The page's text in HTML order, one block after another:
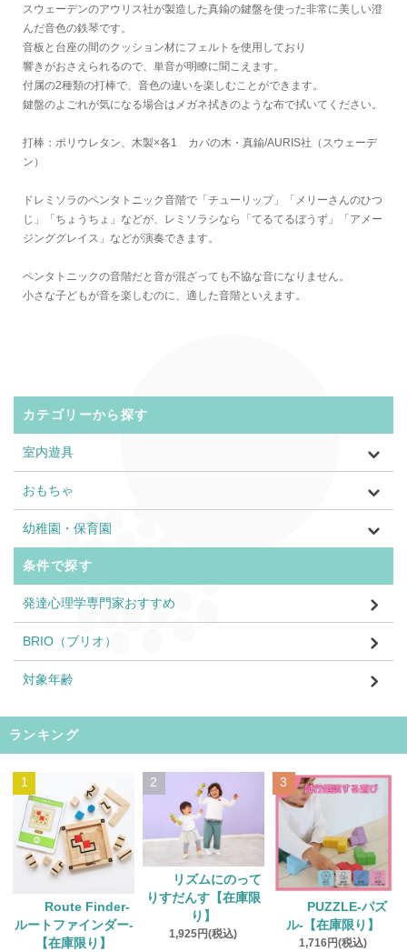
スウェーデンのアウリス社が製造した真鍮の鍵盤を使った非常に美しい澄
んだ音色の鉄琴です。
音板と台座の間のクッション材にフェルトを使用しており
響きがおさえられるので、単音が明瞭に聞こえます。
付属の2種類の打棒で、音色の違いを楽しむことができます。
鍵盤のよごれが気になる場合はメガネ拭きのような布で拭いてください。
打棒：ポリウレタン、木製×各1 カバの木・真鍮/AURIS社（スウェーデ
ン）
ドレミソラのペンタトニック音階で「チューリップ」「メリーさんのひつ
じ」「ちょうちょ」などが、レミソラシなら「てるてるぼうず」「アメー
ジンググレイス」などが演奏できます。
ペンタトニックの音階だと音が混ざっても不協な音になりません。
小さな子どもが音を楽しむのに、適した音階といえます。
カテゴリーから探す
室内遊具
おもちゃ
幼稚園・保育園
条件で探す
発達心理学専門家おすすめ
BRIO（ブリオ）
対象年齢
ランキング
1
Route Finder‐
ルートファインダー‐
【在庫限り】
2
リズムにのって
りすだんす【在庫限
り】
1,925円(税込)
3
PUZZLE‐パズ
ル‐【在庫限り】
1,716円(税込)